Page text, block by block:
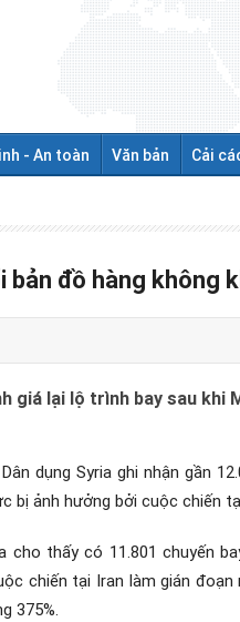
- An toàn Văn bản Cải
đồ hàng không
giá lại lộ trình bay sau
dụng Syria ghi nhận gần
bị ảnh hưởng bởi cuộc chiến
cho thấy có 11.801 chuyến
chiến tại Iran làm gián
375%.